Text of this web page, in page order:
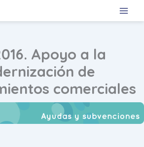
Apoyo a la
de
comerciales